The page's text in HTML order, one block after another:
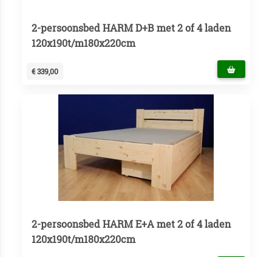
2-persoonsbed HARM D+B met 2 of 4 laden
120x190t/m180x220cm
€ 339,00
2-persoonsbed HARM E+A met 2 of 4 laden
120x190t/m180x220cm